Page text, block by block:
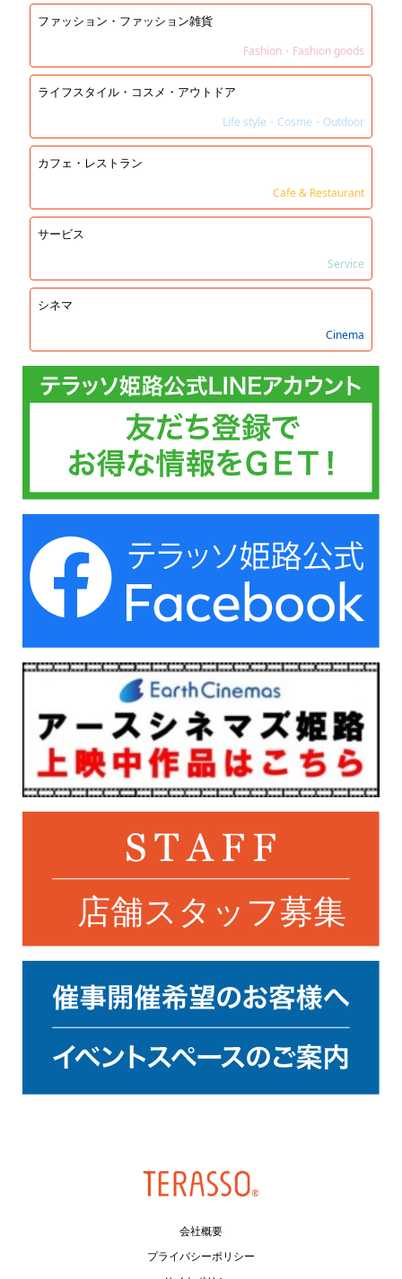
ファッション・ファッション雑貨
Fashion・Fashion goods
ライフスタイル・コスメ・アウトドア
Life style・Cosme・Outdoor
カフェ・レストラン
Cafe & Restaurant
サービス
Service
シネマ
Cinema
会社概要
プライバシーポリシー